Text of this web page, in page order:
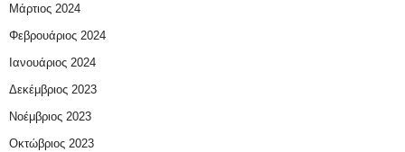
Μάρτιος 2024
Φεβρουάριος 2024
Ιανουάριος 2024
Δεκέμβριος 2023
Νοέμβριος 2023
Οκτώβριος 2023